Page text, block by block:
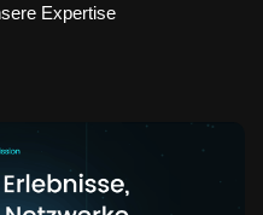
Expertise